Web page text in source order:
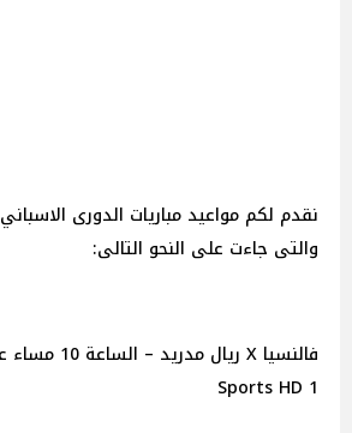
نقدم لكم مواعيد مباريات الدورى
والتى جاءت على النحو التالى:
Sports HD 1